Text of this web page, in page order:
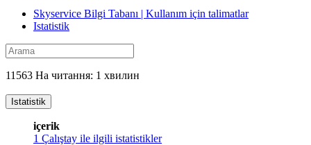
Skyservice Bilgi Tabanı | Kullanım için talimatlar
Istatistik
11563 На читання: 1 хвилин
Istatistik
içerik
1 Çalıştay ile ilgili istatistikler